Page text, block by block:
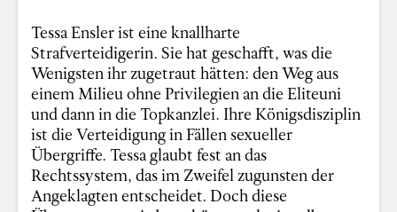
Tessa Ensler ist eine knallharte
Strafverteidigerin. Sie hat geschafft, was die
Wenigsten ihr zugetraut hätten: den Weg aus
einem Milieu ohne Privilegien an die Eliteuni
und dann in die Topkanzlei. Ihre Königsdisziplin
ist die Verteidigung in Fällen sexueller
Übergriffe. Tessa glaubt fest an das
Rechtssystem, das im Zweifel zugunsten der
Angeklagten entscheidet. Doch diese